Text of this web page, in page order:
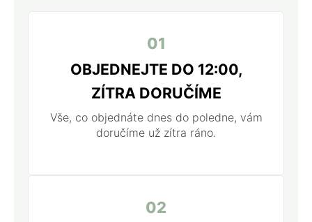
01
OBJEDNEJTE DO 12:00,
ZÍTRA DORUČÍME
Vše, co objednáte dnes do poledne, vám
doručíme už zítra ráno.
02